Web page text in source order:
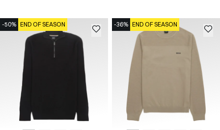
-50% END OF SEASON -36% END OF SEASON